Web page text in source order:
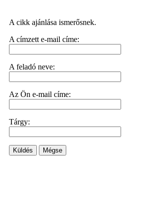
A cikk ajánlása ismerősnek.
A címzett e-mail címe:
A feladó neve:
Az Ön e-mail címe:
Tárgy:
Küldés Mégse